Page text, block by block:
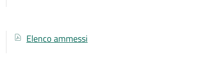
Documenti
Documento
Elenco ammessi